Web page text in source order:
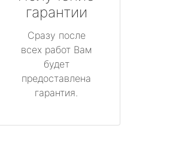
гарантии
Сразу после
всех работ Вам
будет
предоставлена
гарантия.